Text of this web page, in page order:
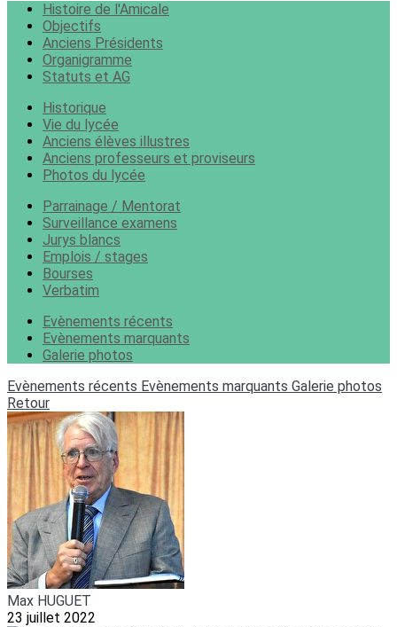
Histoire de l'Amicale
Objectifs
Anciens Présidents
Organigramme
Statuts et AG
Historique
Vie du lycée
Anciens élèves illustres
Anciens professeurs et proviseurs
Photos du lycée
Parrainage / Mentorat
Surveillance examens
Jurys blancs
Emplois / stages
Bourses
Verbatim
Evènements récents
Evènements marquants
Galerie photos
Evènements récents Evènements marquants Galerie photos
Retour
Max HUGUET
23 juillet 2022